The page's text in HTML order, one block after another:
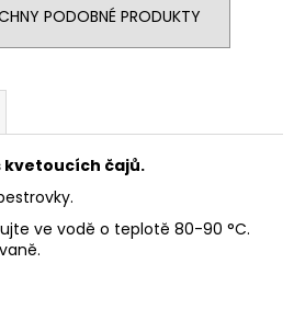
PODOBNÉ PRODUKTY
kvetoucích čajů.
ve vodě o teplotě 80-90 °C.